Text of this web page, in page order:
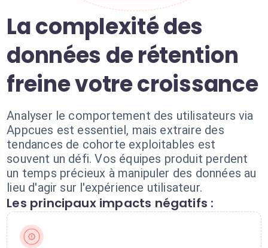
La complexité des
données de rétention
freine votre croissance
Analyser le comportement des utilisateurs via
Appcues est essentiel, mais extraire des
tendances de cohorte exploitables est
souvent un défi. Vos équipes produit perdent
un temps précieux à manipuler des données au
lieu d'agir sur l'expérience utilisateur.
Les principaux impacts négatifs :